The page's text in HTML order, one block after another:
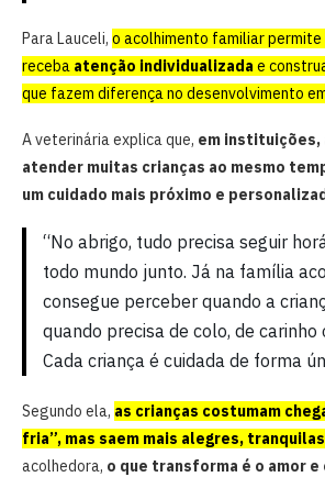
Para Lauceli, o acolhimento familiar permite
receba atenção individualizada e
que fazem diferença no desenvolvimento
A veterinária explica que, em instituições,
atender muitas crianças ao mesmo
um cuidado mais próximo e
“No abrigo, tudo precisa seguir
todo mundo junto. Já na família
consegue perceber quando a
quando precisa de colo, de carinho
Cada criança é cuidada de forma
Segundo ela, as crianças costumam
fria”, mas saem mais alegres,
acolhedora, o que transforma é o amor